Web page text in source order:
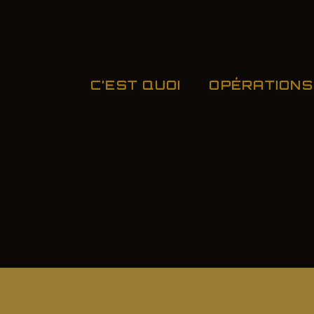
C’EST QUOI OPÉRATIONS